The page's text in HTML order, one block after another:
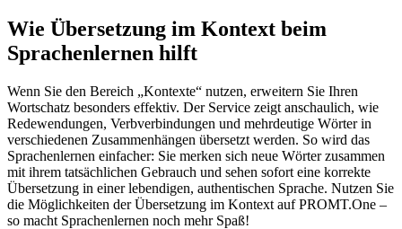
Wie Übersetzung im Kontext beim
Sprachenlernen hilft
Wenn Sie den Bereich „Kontexte“ nutzen, erweitern Sie Ihren
Wortschatz besonders effektiv. Der Service zeigt anschaulich, wie
Redewendungen, Verbverbindungen und mehrdeutige Wörter in
verschiedenen Zusammenhängen übersetzt werden. So wird das
Sprachenlernen einfacher: Sie merken sich neue Wörter zusammen
mit ihrem tatsächlichen Gebrauch und sehen sofort eine korrekte
Übersetzung in einer lebendigen, authentischen Sprache. Nutzen Sie
die Möglichkeiten der Übersetzung im Kontext auf PROMT.One –
so macht Sprachenlernen noch mehr Spaß!